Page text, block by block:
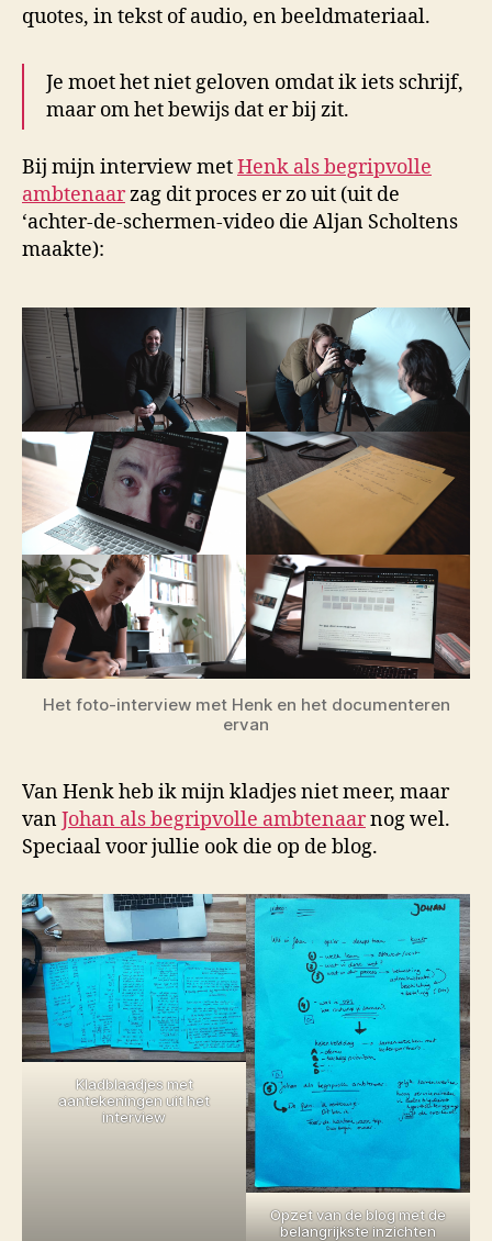
quotes, in tekst of audio, en beeldmateriaal.
Je moet het niet geloven omdat ik iets schrijf,
maar om het bewijs dat er bij zit.
Bij mijn interview metHenk als begripvolle
ambtenaarzag dit proces er zo uit (uit de
‘achter-de-schermen-video die Aljan Scholtens
maakte):
Het foto-interview met Henk en het documenteren
ervan
Van Henk heb ik mijn kladjes niet meer, maar
vanJohan als begripvolle ambtenaarnog wel.
Speciaal voor jullie ook die op de blog.
Kladblaadjes met
aantekeningen uit het
interview
Opzet van de blog met de
belangrijkste inzichten